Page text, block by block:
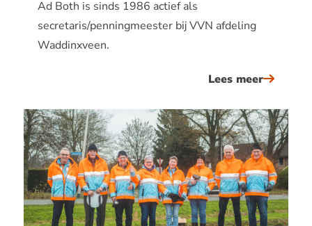
Ad Both is sinds 1986 actief als
secretaris/penningmeester bij VVN afdeling
Waddinxveen.
Lees meerover
both:
&#039;ik
vind
het
heel
mooi